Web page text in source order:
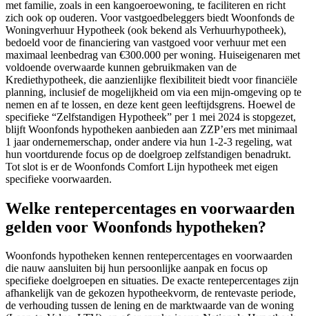
met familie, zoals in een kangoeroewoning, te faciliteren en richt
zich ook op ouderen. Voor vastgoedbeleggers biedt Woonfonds de
Woningverhuur Hypotheek (ook bekend als Verhuurhypotheek),
bedoeld voor de financiering van vastgoed voor verhuur met een
maximaal leenbedrag van €300.000 per woning. Huiseigenaren met
voldoende overwaarde kunnen gebruikmaken van de
Krediethypotheek, die aanzienlijke flexibiliteit biedt voor financiële
planning, inclusief de mogelijkheid om via een mijn-omgeving op te
nemen en af te lossen, en deze kent geen leeftijdsgrens. Hoewel de
specifieke “Zelfstandigen Hypotheek” per 1 mei 2024 is stopgezet,
blijft Woonfonds hypotheken aanbieden aan ZZP’ers met minimaal
1 jaar ondernemerschap, onder andere via hun 1-2-3 regeling, wat
hun voortdurende focus op de doelgroep zelfstandigen benadrukt.
Tot slot is er de Woonfonds Comfort Lijn hypotheek met eigen
specifieke voorwaarden.
Welke rentepercentages en voorwaarden
gelden voor Woonfonds hypotheken?
Woonfonds hypotheken kennen rentepercentages en voorwaarden
die nauw aansluiten bij hun persoonlijke aanpak en focus op
specifieke doelgroepen en situaties. De exacte rentepercentages zijn
afhankelijk van de gekozen hypotheekvorm, de rentevaste periode,
de verhouding tussen de lening en de marktwaarde van de woning